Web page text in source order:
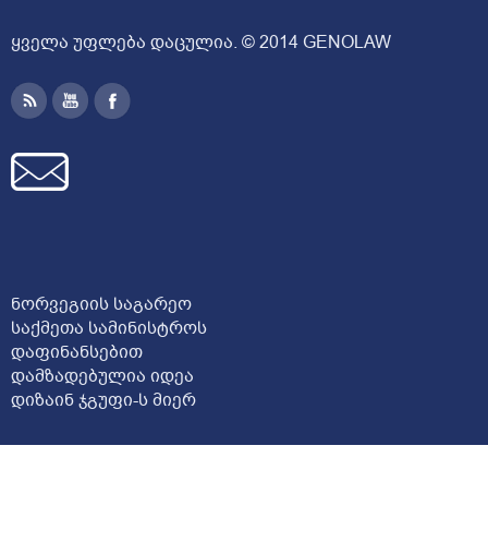
ყველა უფლება დაცულია. © 2014 GENOLAW
ნორვეგიის საგარეო
საქმეთა სამინისტროს
დაფინანსებით
დამზადებულია იდეა
დიზაინ ჯგუფი-ს მიერ